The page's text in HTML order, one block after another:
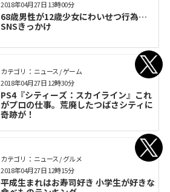
68歳男性が12歳少女にわいせつ行為…
SNSきっかけ
2018年04月27日 13時00分
カテゴリ： ニュース / ゲーム
PS4『シティーズ：スカイライン』これ
がプロの仕事。荒廃したつばさシティに
奇跡が！
2018年04月27日 12時30分
カテゴリ： ニュース / グルメ
平成生まれはお寿司好き 小学生が好きな
2018年04月27日 12時15分